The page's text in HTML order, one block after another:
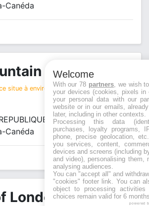
Canéda
magasin vêtements
situe à environ 1 km de votre recherche
Canéda
London magasin vêtements
Welcome
With our 78 partners, we wish
your devices (cookies, pixels
your personal data with our
website or in our emails,
later, including in other contexts.
Processing this data
purchases, loyalty programs,
phone, precise geolocation,
you services, content,
devices and screens (including
and video), personalising them,
analysing audiences.
You can "accept all" and
"cookies" footer link . You can
object to processing
choices remain valid for 6
powered